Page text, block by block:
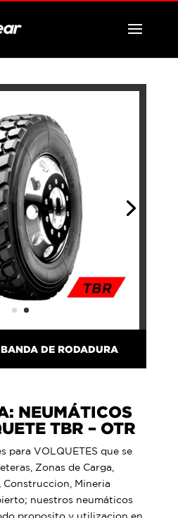
DE RODADURA
NEUMÁTICOS
TBR – OTR
para VOLQUETES que se
Zonas de Carga,
Mineria
nuestros neumáticos